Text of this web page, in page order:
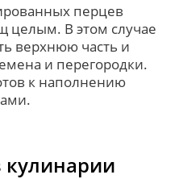
перцев
целым. В этом случае
верхнюю часть и
и перегородки.
к наполнению
кулинарии